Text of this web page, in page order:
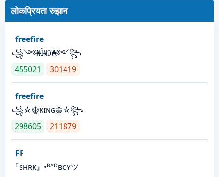
लोकप्रियता रुझान
freefire
꧁༺₦Ї₦ℑ₳༻꧂
455021
301419
freefire
꧁☆☬κɪɴɢ☬☆꧂
298605
211879
FF
『sʜʀᴋ』•ᴮᴬᴰʙᴏʏツ